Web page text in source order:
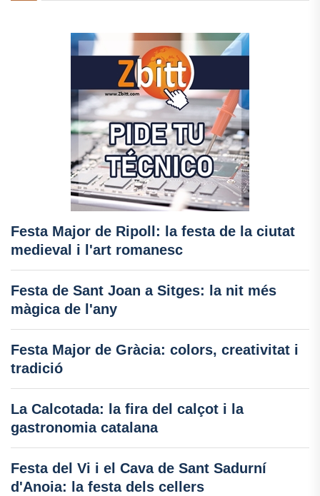
Festa Major de Ripoll: la festa de la ciutat
medieval i l'art romanesc
Festa de Sant Joan a Sitges: la nit més
màgica de l'any
Festa Major de Gràcia: colors, creativitat i
tradició
La Calcotada: la fira del calçot i la
gastronomia catalana
Festa del Vi i el Cava de Sant Sadurní
d'Anoia: la festa dels cellers